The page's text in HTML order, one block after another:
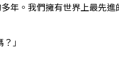
年。我們擁有世界上最先進
」